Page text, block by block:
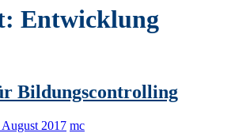
Entwicklung
Bildungscontrolling
August 2017 mc